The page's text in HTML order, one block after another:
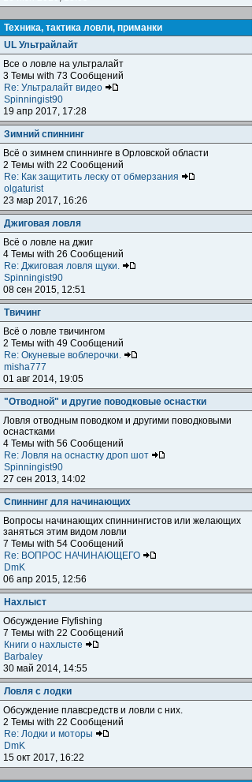
Техника, тактика ловли, приманки
UL Ультрайлайт
Все о ловле на ультралайт
3 Темы with 73 Сообщений
Re: Ультралайт видео
Spinningist90
19 апр 2017, 17:28
Зимний спиннинг
Всё о зимнем спиннинге в Орловской области
2 Темы with 22 Сообщений
Re: Как защитить леску от обмерзания
olgaturist
23 мар 2017, 16:26
Джиговая ловля
Всё о ловле на джиг
4 Темы with 26 Сообщений
Re: Джиговая ловля щуки.
Spinningist90
08 сен 2015, 12:51
Твичинг
Всё о ловле твичингом
2 Темы with 49 Сообщений
Re: Окуневые воблерочки.
misha777
01 авг 2014, 19:05
"Отводной" и другие поводковые оснастки
Ловля отводным поводком и другими поводковыми
оснастками
4 Темы with 56 Сообщений
Re: Ловля на оснастку дроп шот
Spinningist90
27 сен 2013, 14:02
Спиннинг для начинающих
Вопросы начинающих спиннингистов или желающих
заняться этим видом ловли
7 Темы with 54 Сообщений
Re: ВОПРОС НАЧИНАЮЩЕГО
DmK
06 апр 2015, 12:56
Нахлыст
Обсуждение Flyfishing
7 Темы with 22 Сообщений
Книги о нахлысте
Barbaley
30 май 2014, 14:55
Ловля с лодки
Обсуждение плавсредств и ловли с них.
2 Темы with 22 Сообщений
Re: Лодки и моторы
DmK
15 окт 2017, 16:22